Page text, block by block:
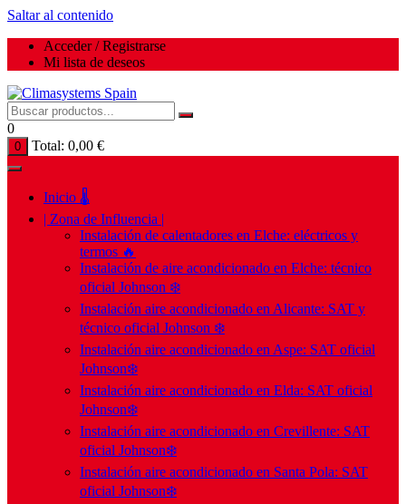
Saltar al contenido
Acceder / Registrarse
Mi lista de deseos
0
0 Total: 0,00 €
Inicio 🌡️
| Zona de Influencia |
Instalación de calentadores en Elche: eléctricos y
termos 🔥
Instalación de aire acondicionado en Elche: técnico
oficial Johnson ❄️
Instalación aire acondicionado en Alicante: SAT y
técnico oficial Johnson ❄️
Instalación aire acondicionado en Aspe: SAT oficial
Johnson❄️
Instalación aire acondicionado en Elda: SAT oficial
Johnson❄️
Instalación aire acondicionado en Crevillente: SAT
oficial Johnson❄️
Instalación aire acondicionado en Santa Pola: SAT
oficial Johnson❄️